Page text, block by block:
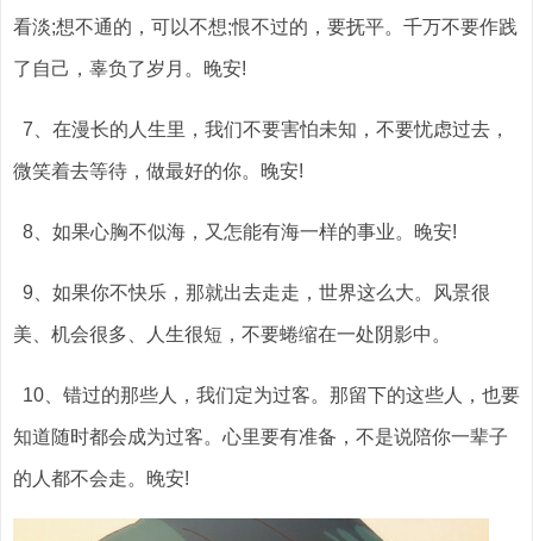
看淡;想不通的，可以不想;恨不过的，要抚平。千万不要作践
了自己，辜负了岁月。晚安!
7、在漫长的人生里，我们不要害怕未知，不要忧虑过去，
微笑着去等待，做最好的你。晚安!
8、如果心胸不似海，又怎能有海一样的事业。晚安!
9、如果你不快乐，那就出去走走，世界这么大。风景很
美、机会很多、人生很短，不要蜷缩在一处阴影中。
10、错过的那些人，我们定为过客。那留下的这些人，也要
知道随时都会成为过客。心里要有准备，不是说陪你一辈子
的人都不会走。晚安!